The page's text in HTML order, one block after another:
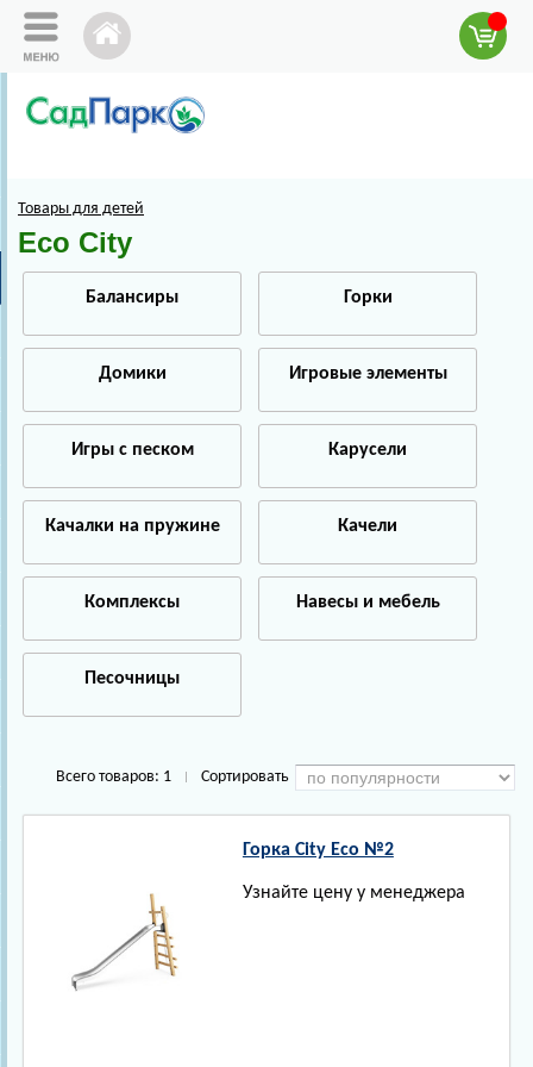
Товары для детей
Eco City
Балансиры Горки
Домики Игровые элементы
Игры с песком Карусели
Качалки на пружине Качели
Комплексы Навесы и мебель
Песочницы
Всего товаров: 1 Сортировать
Горка City Eco №2
Узнайте цену у менеджера